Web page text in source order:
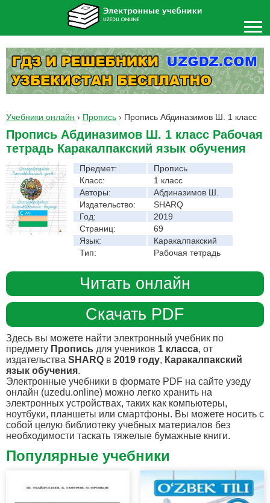
Учебники онлайн › Пропись › Пропись Абдиназимов Ш. 1 класс
Пропись Абдиназимов Ш. 1 класс Рабочая
тетрадь Каракалпакский язык обучения
Предмет:
Пропись
Класс:
1 класс
Авторы:
Абдиназимов Ш.
Издательство:
SHARQ
Год:
2019
Страниц:
69
Язык:
Каракалпакский
Тип:
Рабочая тетрадь
Читать онлайн
Скачать PDF
Здесь вы можете найти электронный учебник по
предмету Пропись для учеников 1 класса, от
издательства SHARQ в 2019 году, Каракалпакский
язык обучения.
Электронные учебники в формате PDF на сайте узеду
онлайн (uzedu.online) можно легко хранить на
электронных устройствах, таких как компьютеры,
ноутбуки, планшеты или смартфоны. Вы можете носить с
собой целую библиотеку учебных материалов без
необходимости таскать тяжелые бумажные книги.
Популярные учебники